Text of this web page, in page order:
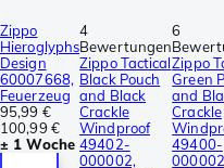
Zippo
Hieroglyphs
Design
60007668,
Feuerzeug
95,99 €
100,99 €
± 1 Woche
4
Bewertungen
Zippo Tactical
Black Pouch
and Black
Crackle
Windproof
49402-
000002,
6
Zippo
Green
and
Crackle
49400-